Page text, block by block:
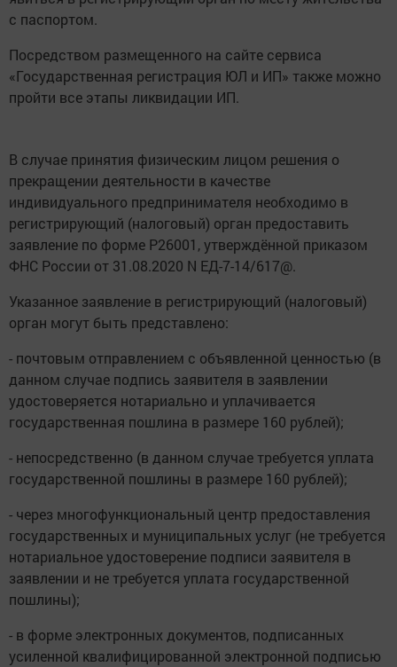
с паспортом.
Посредством размещенного на сайте сервиса
«Государственная регистрация ЮЛ и ИП» также можно
пройти все этапы ликвидации ИП.
В случае принятия физическим лицом решения о
прекращении деятельности в качестве
индивидуального предпринимателя необходимо в
регистрирующий (налоговый) орган предоставить
заявление по форме Р26001, утверждённой приказом
ФНС России от 31.08.2020 N ЕД-7-14/617@.
Указанное заявление в регистрирующий (налоговый)
орган могут быть представлено:
- почтовым отправлением с объявленной ценностью (в
данном случае подпись заявителя в заявлении
удостоверяется нотариально и уплачивается
государственная пошлина в размере 160 рублей);
- непосредственно (в данном случае требуется уплата
государственной пошлины в размере 160 рублей);
- через многофункциональный центр предоставления
государственных и муниципальных услуг (не требуется
нотариальное удостоверение подписи заявителя в
заявлении и не требуется уплата государственной
пошлины);
- в форме электронных документов, подписанных
усиленной квалифицированной электронной подписью